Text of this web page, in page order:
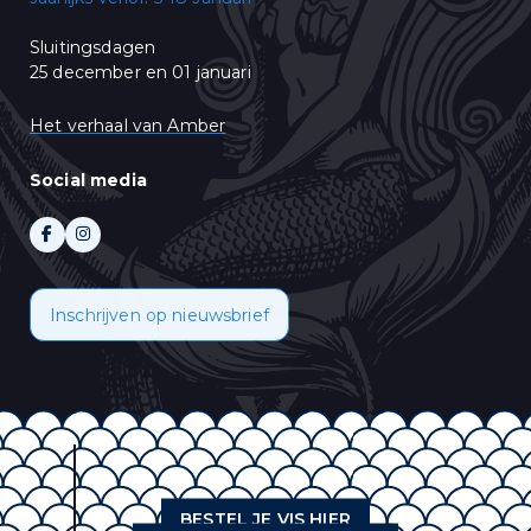
Sluitingsdagen
25 december en 01 januari
Het verhaal van Amber
Social media
Inschrijven op nieuwsbrief
BESTEL JE VIS HIER